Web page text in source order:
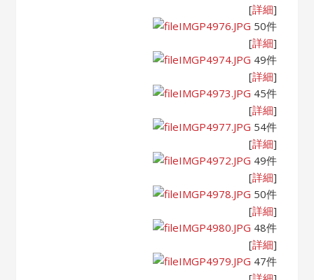
[詳細]
IMGP4976.JPG 50件
[詳細]
IMGP4974.JPG 49件
[詳細]
IMGP4973.JPG 45件
[詳細]
IMGP4977.JPG 54件
[詳細]
IMGP4972.JPG 49件
[詳細]
IMGP4978.JPG 50件
[詳細]
IMGP4980.JPG 48件
[詳細]
IMGP4979.JPG 47件